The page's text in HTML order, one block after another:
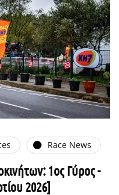
Race News
1ος Γύρος -
2026]